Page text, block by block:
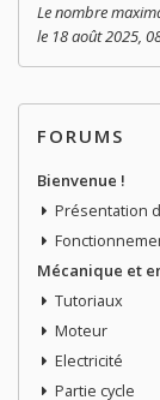
Le nombre
le 18 août 2025,
FORUMS
Bienvenue !
Présentation
Mécanique et
Tutoriaux
Moteur
Electricité
Partie cycle